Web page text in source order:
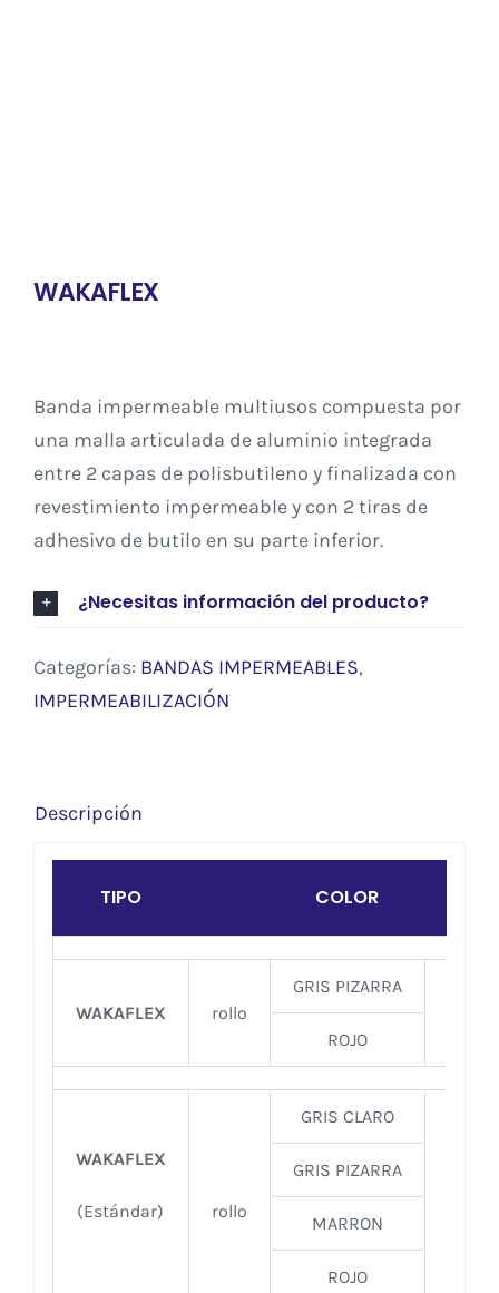
WAKAFLEX
Banda impermeable multiusos compuesta por
una malla articulada de aluminio integrada
entre 2 capas de polisbutileno y finalizada con
revestimiento impermeable y con 2 tiras de
adhesivo de butilo en su parte inferior.
¿Necesitas información del producto?
Categorías: BANDAS IMPERMEABLES,
IMPERMEABILIZACIÓN
Descripción
TIPO COLOR
WAKAFLEX rollo
GRIS PIZARRA
ROJO
WAKAFLEX
(Estándar) rollo
GRIS CLARO
GRIS PIZARRA
MARRON
ROJO